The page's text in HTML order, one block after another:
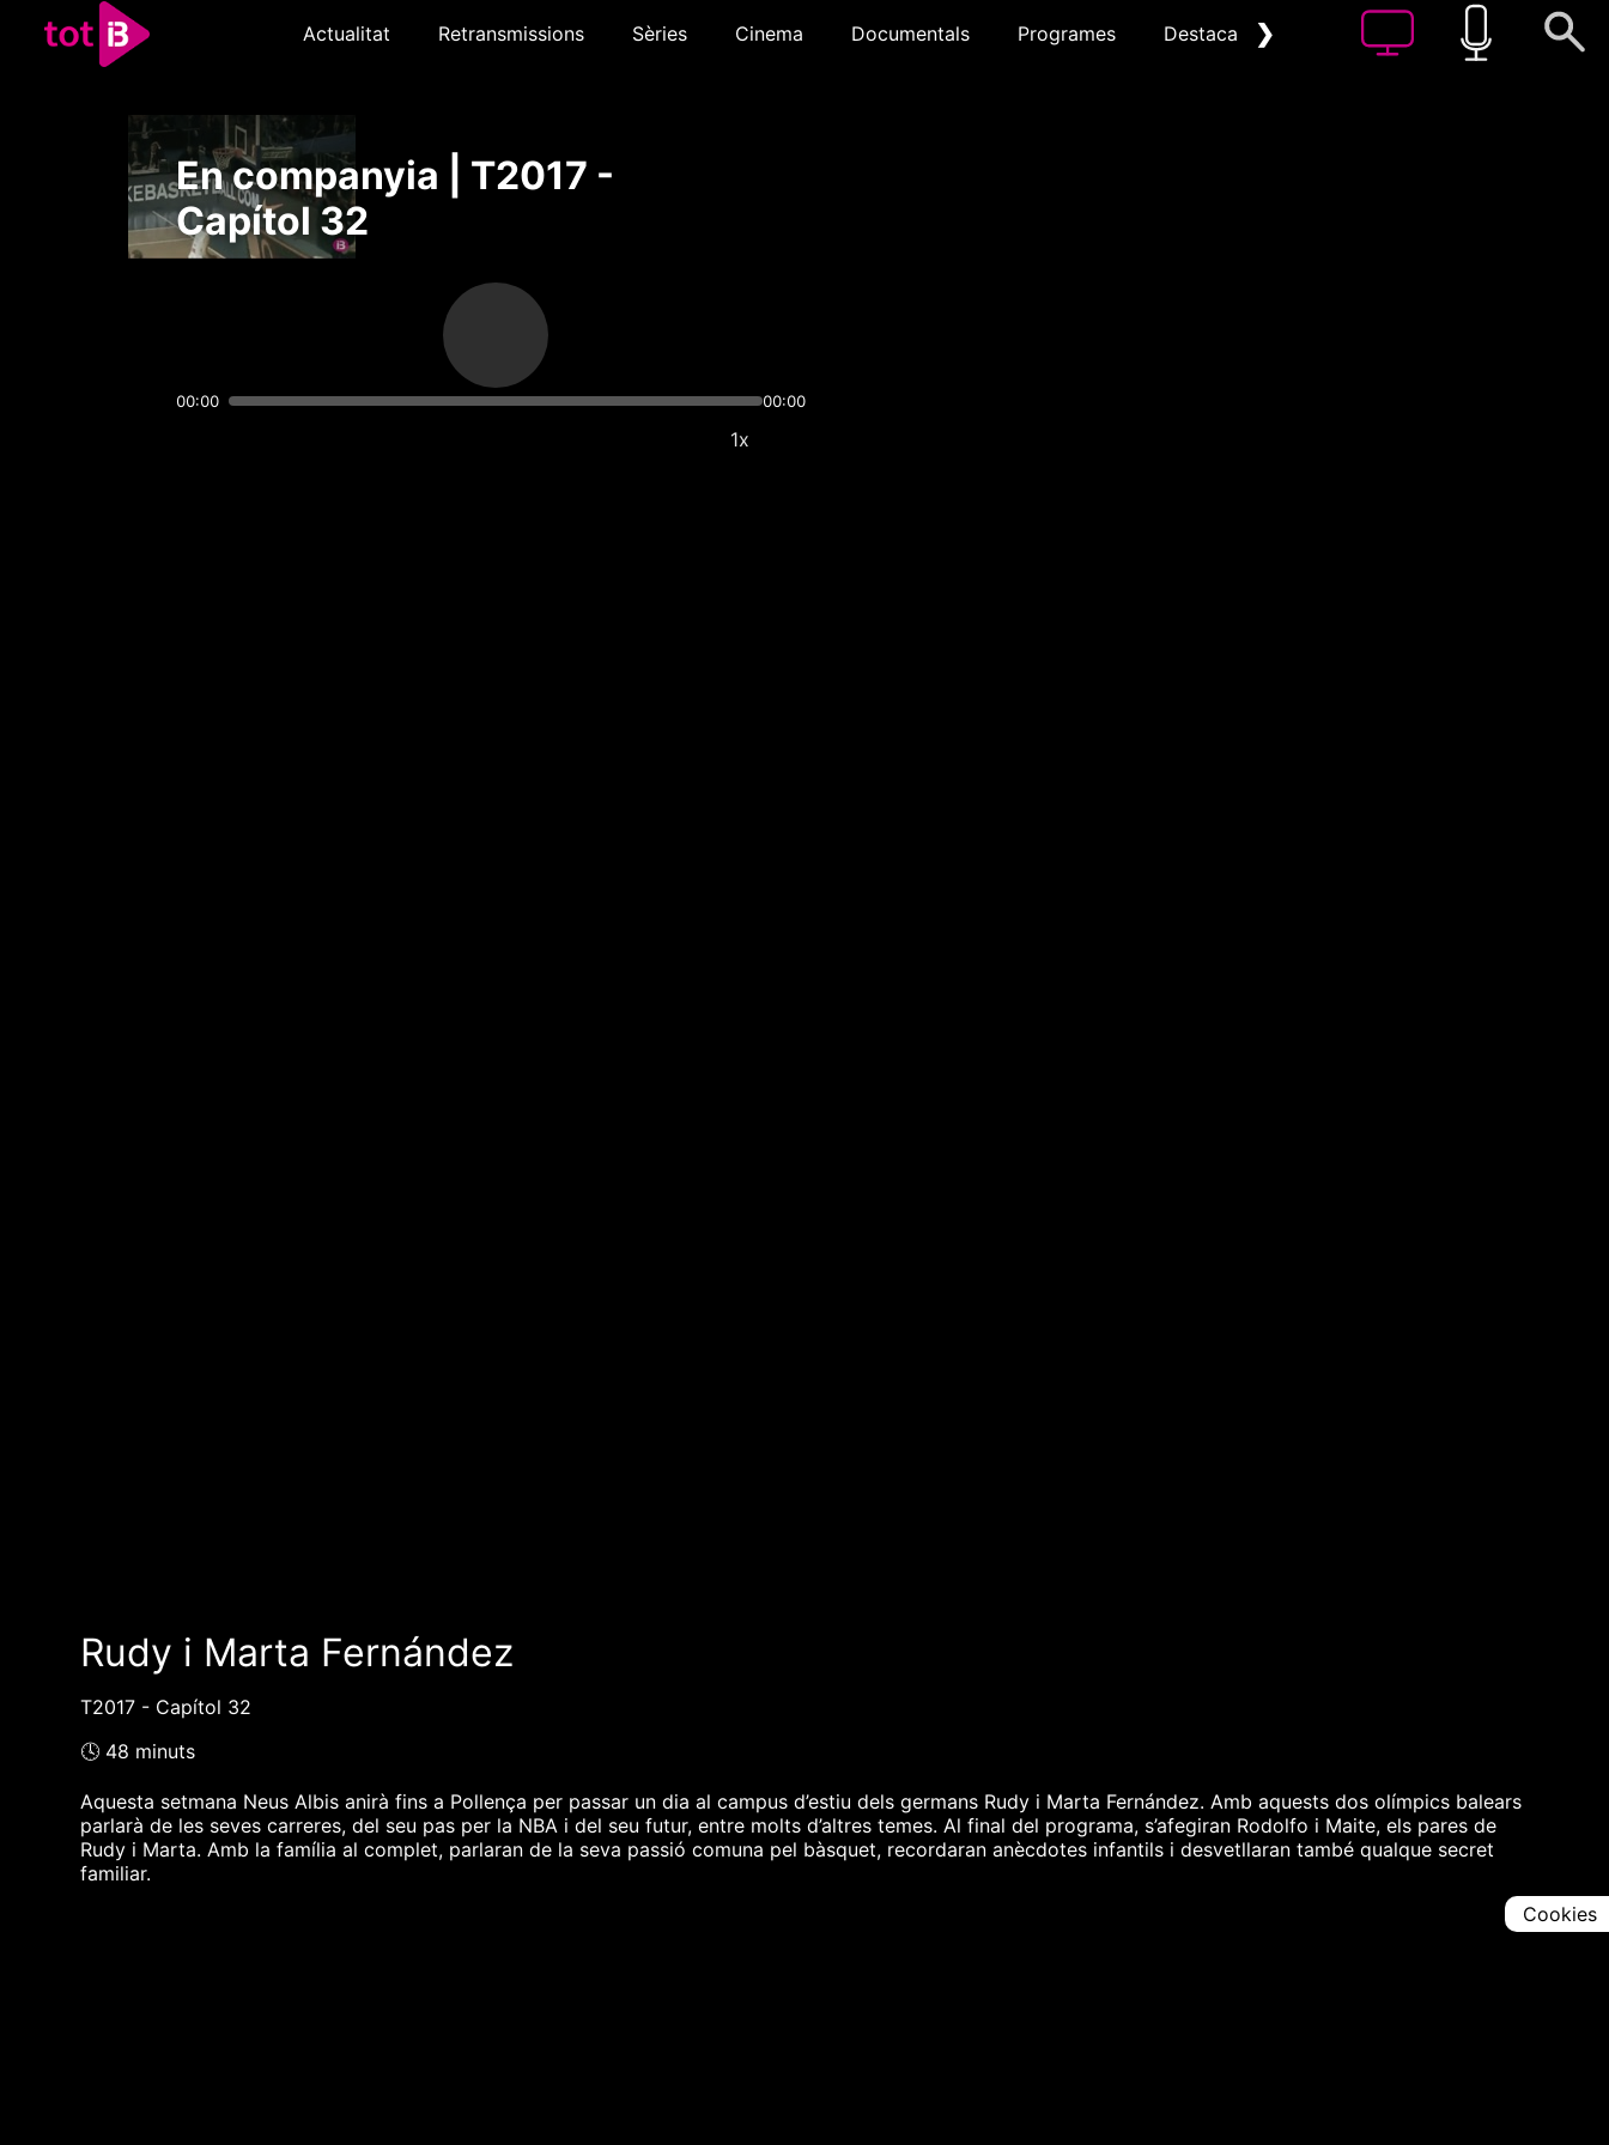
Actualitat Retransmissions Sèries Cinema Documentals Programes Destacat ❯
En companyia | T2017 -
Capítol 32
00:00 00:00
1x
Rudy i Marta Fernández
T2017 - Capítol 32
🕓 48 minuts
Aquesta setmana Neus Albis anirà fins a Pollença per passar un dia al campus d’estiu dels germans Rudy i Marta Fernández. Amb aquests dos olímpics balears
parlarà de les seves carreres, del seu pas per la NBA i del seu futur, entre molts d’altres temes. Al final del programa, s’afegiran Rodolfo i Maite, els pares de
Rudy i Marta. Amb la família al complet, parlaran de la seva passió comuna pel bàsquet, recordaran anècdotes infantils i desvetllaran també qualque secret
familiar.
Cookies